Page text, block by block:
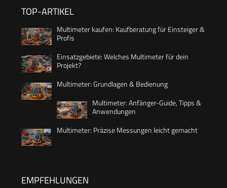
TOP-ARTIKEL
Multimeter kaufen: Kaufberatung für Einsteiger &
Profis
Einsatzgebiete: Welches Multimeter für dein
Projekt?
Multimeter: Grundlagen & Bedienung
Multimeter: Anfänger-Guide, Tipps &
Anwendungen
Multimeter: Präzise Messungen leicht gemacht
EMPFEHLUNGEN